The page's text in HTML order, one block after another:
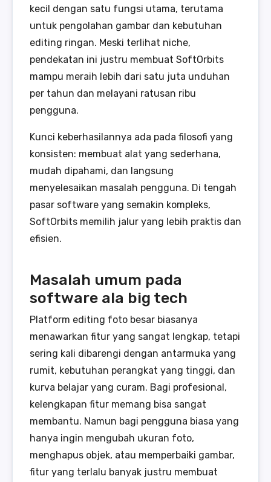
kecil dengan satu fungsi utama, terutama
untuk pengolahan gambar dan kebutuhan
editing ringan. Meski terlihat niche,
pendekatan ini justru membuat SoftOrbits
mampu meraih lebih dari satu juta unduhan
per tahun dan melayani ratusan ribu
pengguna.
Kunci keberhasilannya ada pada filosofi yang
konsisten: membuat alat yang sederhana,
mudah dipahami, dan langsung
menyelesaikan masalah pengguna. Di tengah
pasar software yang semakin kompleks,
SoftOrbits memilih jalur yang lebih praktis dan
efisien.
Masalah umum pada
software ala big tech
Platform editing foto besar biasanya
menawarkan fitur yang sangat lengkap, tetapi
sering kali dibarengi dengan antarmuka yang
rumit, kebutuhan perangkat yang tinggi, dan
kurva belajar yang curam. Bagi profesional,
kelengkapan fitur memang bisa sangat
membantu. Namun bagi pengguna biasa yang
hanya ingin mengubah ukuran foto,
menghapus objek, atau memperbaiki gambar,
fitur yang terlalu banyak justru membuat